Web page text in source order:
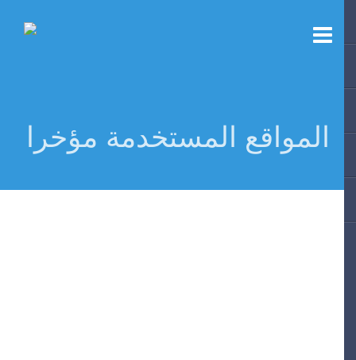
المواقع المستخدمة مؤخرا